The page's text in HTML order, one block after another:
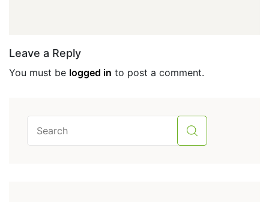
Leave a Reply
You must be logged in to post a comment.